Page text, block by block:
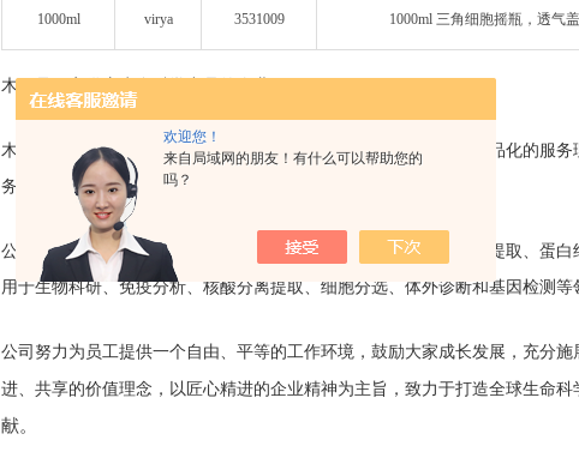
欢迎您！
来自局域网的朋友！有什么可以帮助您的
吗？
1000ml virya 3531009 1000ml 三角细胞摇瓶，透气盖
木辰是一家供应生命科学产品的企业。
木辰成立于2020年，总部位于中国上海。公司一直秉承专业化、产品化的服
务，为客户提供专业的生命科学
公司产品线涵盖分子生物、细胞培养、样品处理、免疫检测、核酸提取、蛋
用于生物科研、免疫分析、核酸分离提取、细胞分选、体外诊断和基因检测等
公司努力为员工提供一个自由、平等的工作环境，鼓励大家成长发展，充分
进、共享的价值理念，以匠心精进的企业精神为主旨，致力于打造全球生命科
献。